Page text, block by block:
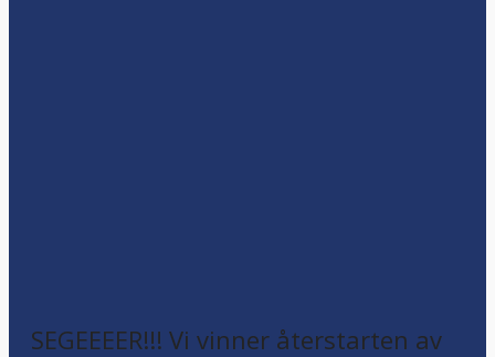
SEGEEEER!!! Vi vinner återstarten av